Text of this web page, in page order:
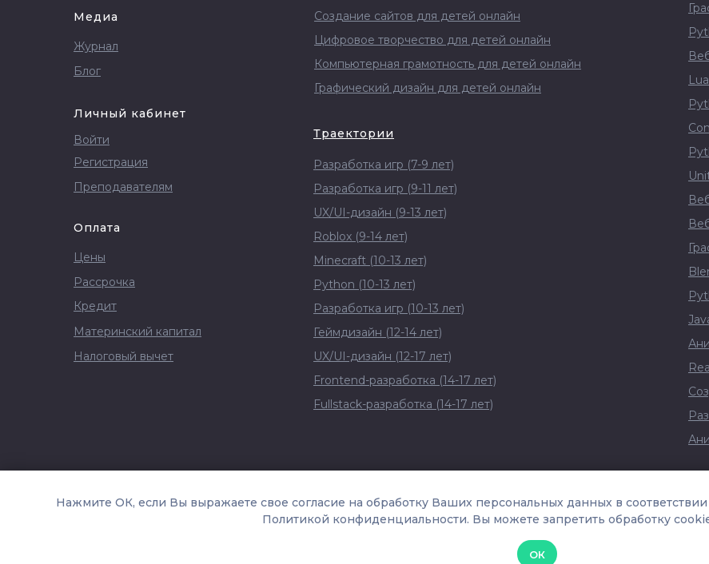
Нажмите ОК, если Вы выражаете свое согласие на обработку Ваших персональных данных в
Политикой конфиденциальности. Вы можете запретить обработку
ОК
Траектории
Разработка игр (7-9 лет)
UX/UI-дизайн (9-13 лет)
UX/UI-дизайн (12-17 лет)
Frontend-разработка (14-17 лет)
Fullstack-разработка (14-17 лет)
Разработка игр (10-13 лет)
Геймдизайн (12-14 лет)
Roblox (9-14 лет)
Разработка игр (9-11 лет)
Minecraft (10-13 лет)
Python (10-13 лет)
Создание сайтов для детей онлайн
Цифровое творчество для детей онлайн
Компьютерная грамотность для детей онлайн
Графический дизайн для детей онлайн
Личный кабинет
Войти
Регистрация
Преподавателям
Медиа
Журнал
Блог
Оплата
Цены
Рассрочка
Кредит
Материнский капитал
Налоговый вычет
С